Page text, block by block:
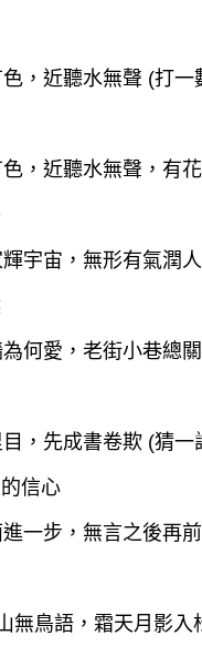
，近聽水無聲 (打一
，近聽水無聲，有
宇宙，無形有氣潤
何愛，老街小巷總
，先成書卷欺 (猜一
信心
一步，無言之後再
無鳥語，霜天月影入